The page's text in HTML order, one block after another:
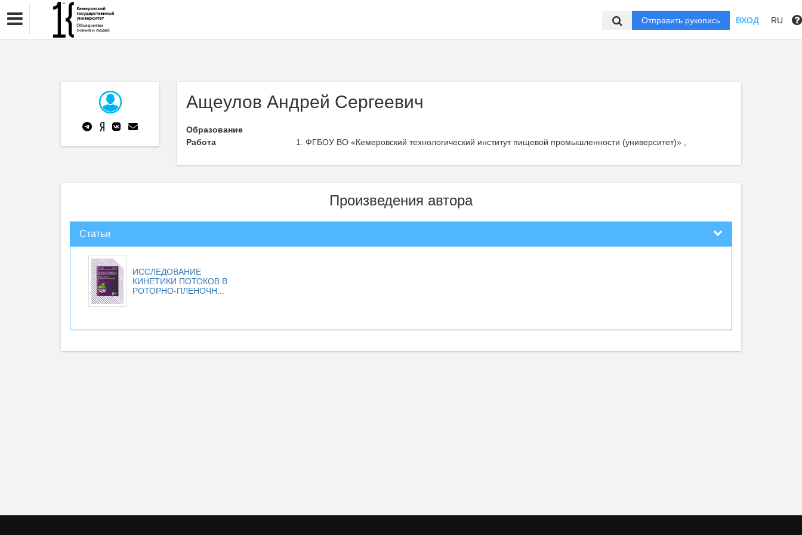
Отправить рукопись ВХОД RU
Ащеулов Андрей Сергеевич
Образование
Работа
ФГБОУ ВО «Кемеровский технологический институт пищевой промышленности (университет)» ,
Произведения автора
Статьи
ИССЛЕДОВАНИЕ
КИНЕТИКИ ПОТОКОВ В
РОТОРНО-ПЛЕНОЧН...